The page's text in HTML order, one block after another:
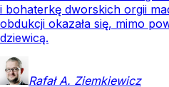
i bohaterkę dworskich orgii
obdukcji okazała się, mimo
dziewicą.
Rafał A. Ziemkiewicz